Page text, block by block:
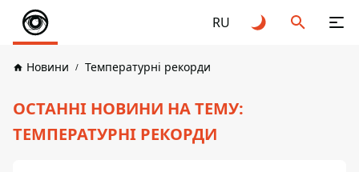
RU
Новини Температурні рекорди
ОСТАННІ НОВИНИ НА ТЕМУ:
ТЕМПЕРАТУРНІ РЕКОРДИ